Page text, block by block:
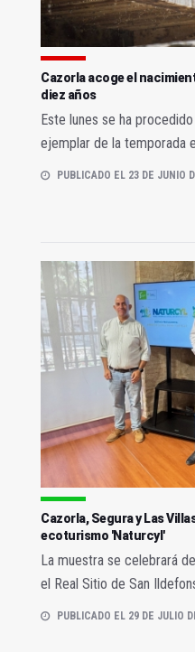
Cazorla acoge el
diez años
Este lunes se ha
ejemplar de la temporada
PUBLICADO EL 23 DE JUNIO
Cazorla, Segura y Las
ecoturismo 'Naturcyl'
La muestra se celebrará
el Real Sitio de San
PUBLICADO EL 29 DE JULIO